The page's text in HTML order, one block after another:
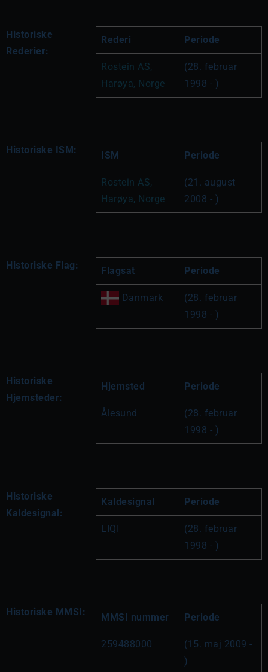
Historiske
Rederier:
Rederi Periode
Rostein AS,
Harøya, Norge
(28. februar
1998 - )
Historiske ISM: ISM Periode
Rostein AS,
Harøya, Norge
(21. august
2008 - )
Historiske Flag: Flagsat Periode
Danmark
(28. februar
1998 - )
Historiske
Hjemsteder:
Hjemsted Periode
Ålesund
(28. februar
1998 - )
Historiske
Kaldesignal:
Kaldesignal Periode
LIQI
(28. februar
1998 - )
Historiske MMSI: MMSI nummer Periode
259488000
(15. maj 2009 -
)